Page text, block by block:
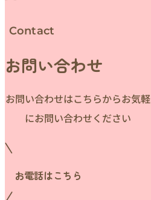
Contact
お問い合わせ
お問い合わせはこちらからお気軽
にお問い合わせください
お電話はこちら